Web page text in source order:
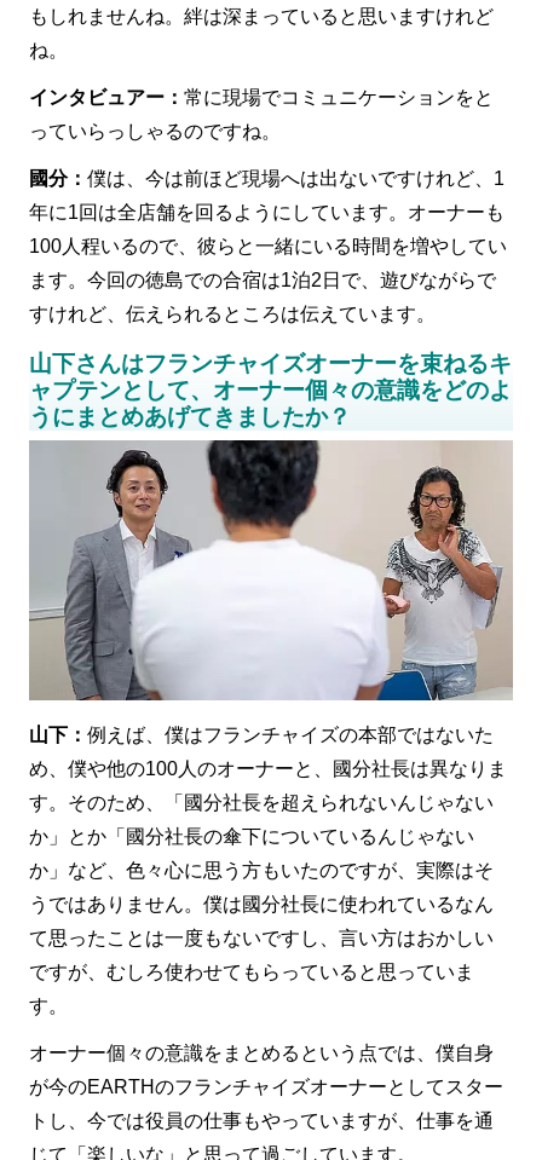
もしれませんね。絆は深まっていると思いますけれど
ね。
インタビュアー：常に現場でコミュニケーションをと
っていらっしゃるのですね。
國分：僕は、今は前ほど現場へは出ないですけれど、1
年に1回は全店舗を回るようにしています。オーナーも
100人程いるので、彼らと一緒にいる時間を増やしてい
ます。今回の徳島での合宿は1泊2日で、遊びながらで
すけれど、伝えられるところは伝えています。
山下さんはフランチャイズオーナーを束ねるキ
ャプテンとして、オーナー個々の意識をどのよ
うにまとめあげてきましたか？
山下：例えば、僕はフランチャイズの本部ではないた
め、僕や他の100人のオーナーと、國分社長は異なりま
す。そのため、「國分社長を超えられないんじゃない
か」とか「國分社長の傘下についているんじゃない
か」など、色々心に思う方もいたのですが、実際はそ
うではありません。僕は國分社長に使われているなん
て思ったことは一度もないですし、言い方はおかしい
ですが、むしろ使わせてもらっていると思っていま
す。
オーナー個々の意識をまとめるという点では、僕自身
が今のEARTHのフランチャイズオーナーとしてスター
トし、今では役員の仕事もやっていますが、仕事を通
じて「楽しいな」と思って過ごしています。